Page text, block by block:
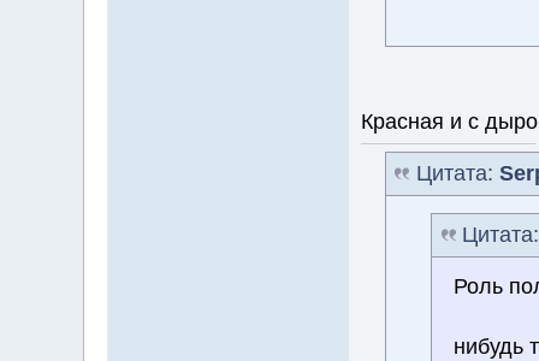
Красная и с
Цитата:
Роль
нибудь